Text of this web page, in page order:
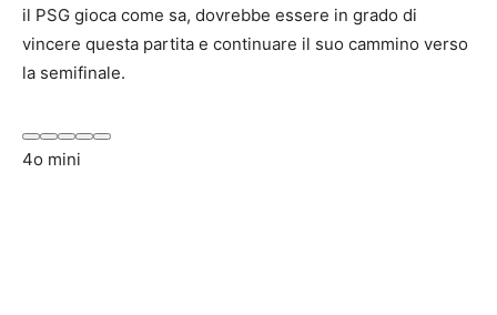
il PSG gioca come sa, dovrebbe essere in grado di
vincere questa partita e continuare il suo cammino verso
la semifinale.
4o mini